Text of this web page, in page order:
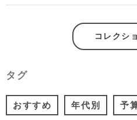
コレクシ
タグ
おすすめ 年代別 予